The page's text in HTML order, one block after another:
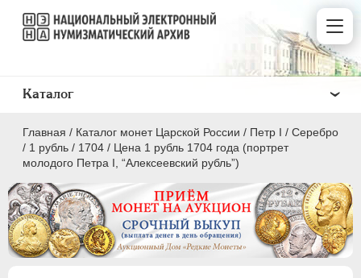
Главная / Каталог монет Царской России / Пeтр I / Серебро
/ 1 рубль / 1704 / Цена 1 рубль 1704 года (портрет
молодого Петра I, “Алексеевский рубль”)
Каталог
ПEТР I 1699 - 1725